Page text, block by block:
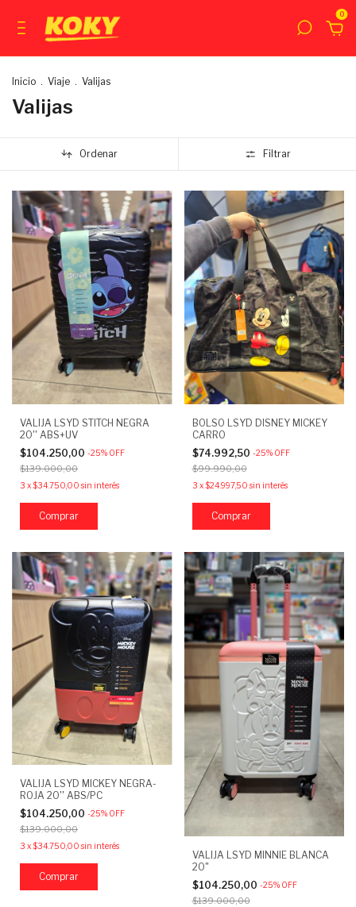
0
Inicio . Viaje . Valijas
Valijas
Ordenar Filtrar
VALIJA LSYD STITCH NEGRA
20'' ABS+UV
$104.250,00 -25% OFF
$139.000,00
3 x$34.750,00 sin interés
BOLSO LSYD DISNEY MICKEY
CARRO
$74.992,50 -25% OFF
$99.990,00
3 x$24.997,50 sin interés
VALIJA LSYD MICKEY NEGRA-
ROJA 20'' ABS/PC
$104.250,00 -25% OFF
$139.000,00
3 x$34.750,00 sin interés
VALIJA LSYD MINNIE BLANCA
20"
$104.250,00 -25% OFF
$139.000,00